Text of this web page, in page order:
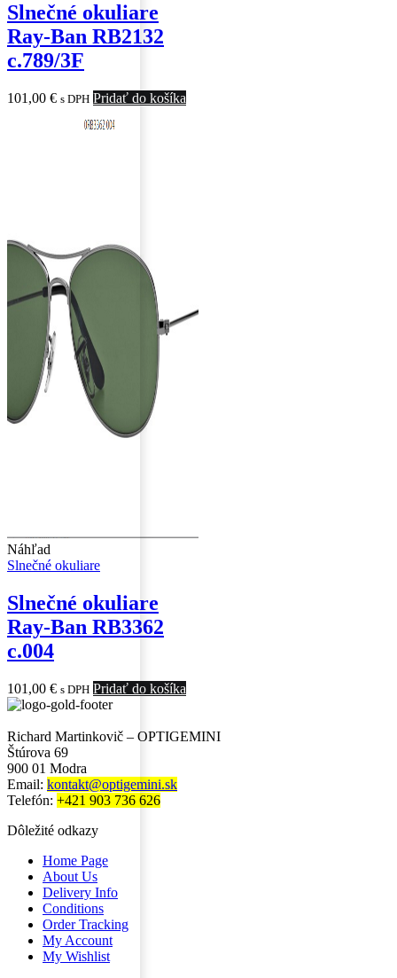
Slnečné okuliare
Ray-Ban RB2132
c.789/3F
101,00 € s DPH Pridať do košíka
Náhľad
Slnečné okuliare
Slnečné okuliare
Ray-Ban RB3362
c.004
101,00 € s DPH Pridať do košíka
Richard Martinkovič – OPTIGEMINI
Štúrova 69
900 01 Modra
Email: kontakt@optigemini.sk
Telefón: +421 903 736 626
Dôležité odkazy
Home Page
About Us
Delivery Info
Conditions
Order Tracking
My Account
My Wishlist